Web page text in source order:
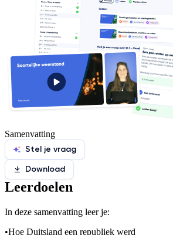
Samenvatting
Stel je vraag
Download
Leerdoelen
In deze samenvatting leer je:
•Hoe Duitsland een republiek werd